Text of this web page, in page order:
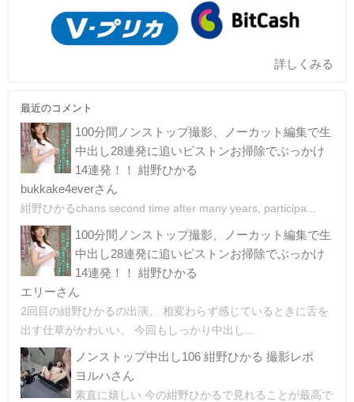
詳しくみる
最近のコメント
100分間ノンストップ撮影、ノーカット編集で生
中出し28連発に追いピストンお掃除でぶっかけ
14連発！！ 紺野ひかる
bukkake4everさん
紺野ひかるchans second time after many years, participa...
100分間ノンストップ撮影、ノーカット編集で生
中出し28連発に追いピストンお掃除でぶっかけ
14連発！！ 紺野ひかる
エリーさん
2回目の紺野ひかるの出演。 相変わらず感じているときに舌を
出す仕草がかわいい。 今回もしっかり中出し...
ノンストップ中出し106 紺野ひかる 撮影レポ
ヨルハさん
素直に嬉しい 今の紺野ひかるで見れることが最高で